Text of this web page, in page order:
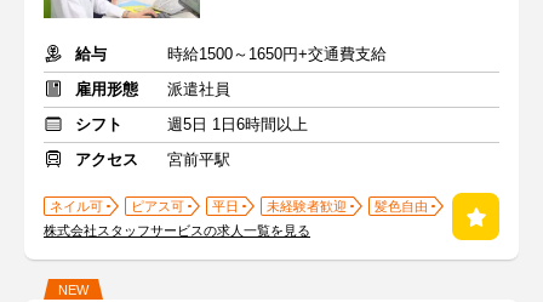
給与
時給1500～1650円+交通費支給
雇用形態
派遣社員
シフト
週5日 1日6時間以上
アクセス
宮前平駅
ネイル可 ピアス可 平日 未経験者歓迎
髪色自由
株式会社スタッフサービスの求人一覧を見る
NEW